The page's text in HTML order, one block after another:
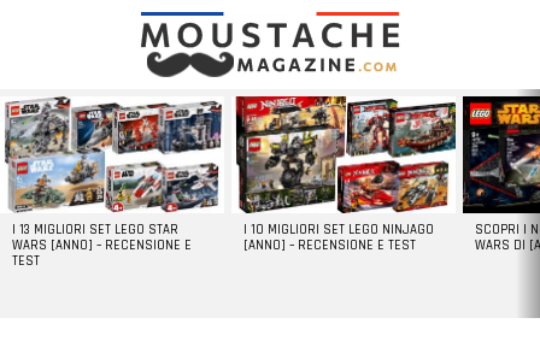
LATEST
STORIES
I 13 MIGLIORI SET LEGO STAR
WARS [ANNO] – RECENSIONE E
TEST
I 10 MIGLIORI SET LEGO NINJAGO
[ANNO] – RECENSIONE E TEST
SCOPRI I
WARS DI